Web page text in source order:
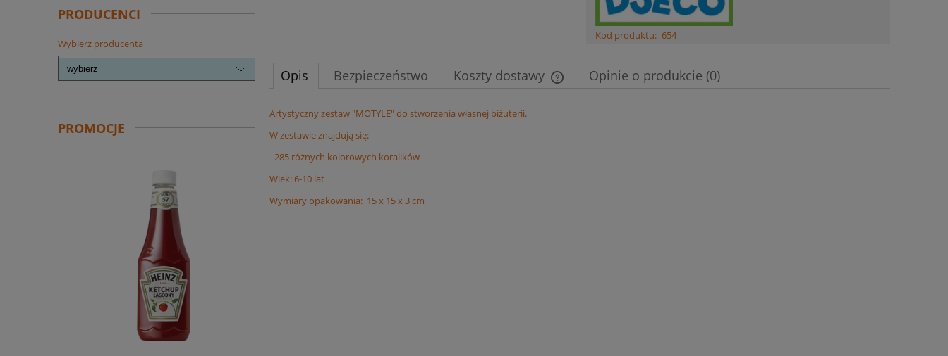
PRODUCENCI
Wybierz producenta
PROMOCJE
Kod produktu: 654
Opis Bezpieczeństwo Koszty dostawy Opinie o produkcie (0)
Artystyczny zestaw "MOTYLE" do stworzenia własnej biżuterii.
W zestawie znajdują się:
- 285 różnych kolorowych koralików
Wiek: 6-10 lat
Wymiary opakowania: 15 x 15 x 3 cm